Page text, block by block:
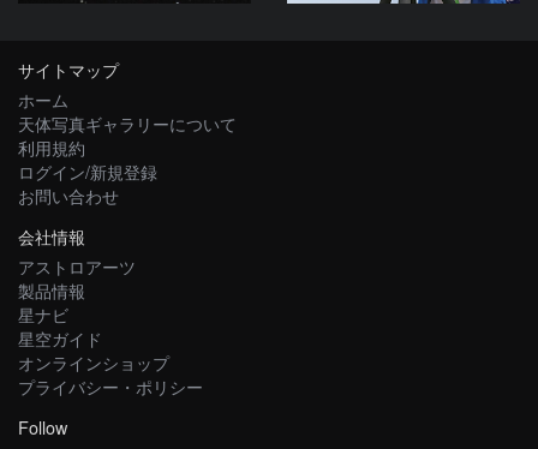
サイトマップ
ホーム
天体写真ギャラリーについて
利用規約
ログイン/新規登録
お問い合わせ
会社情報
アストロアーツ
製品情報
星ナビ
星空ガイド
オンラインショップ
プライバシー・ポリシー
Follow